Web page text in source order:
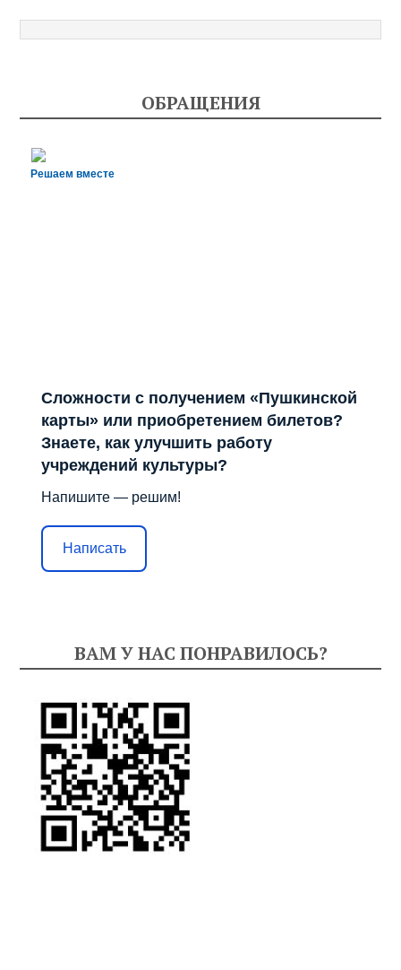
ОБРАЩЕНИЯ
Решаем вместе
Сложности с получением «Пушкинской
карты» или приобретением билетов?
Знаете, как улучшить работу
учреждений культуры?
Напишите — решим!
Написать
ВАМ У НАС ПОНРАВИЛОСЬ?